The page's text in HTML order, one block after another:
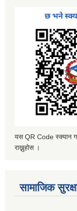
यस QR Code स्क्यान
राख्नुहोस ।
सामाजिक